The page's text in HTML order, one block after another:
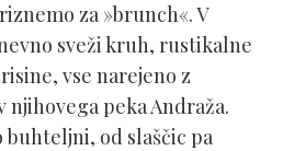
za »brunch«. V
sveži kruh, rustikalne
vse narejeno z
peka Andraža.
buhteljni, od slaščic pa